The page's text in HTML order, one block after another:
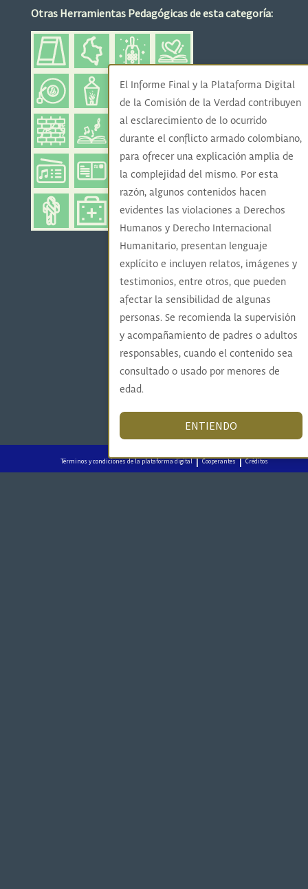
Otras Herramientas Pedagógicas de esta categoría:
Términos y condiciones de la plataforma digital|Cooperantes|Créditos
El Informe Final y la Plataforma Digital
de la Comisión de la Verdad contribuyen
al esclarecimiento de lo ocurrido
durante el conflicto armado colombiano,
para ofrecer una explicación amplia de
la complejidad del mismo. Por esta
razón, algunos contenidos hacen
evidentes las violaciones a Derechos
Humanos y Derecho Internacional
Humanitario, presentan lenguaje
explícito e incluyen relatos, imágenes y
testimonios, entre otros, que pueden
afectar la sensibilidad de algunas
personas. Se recomienda la supervisión
y acompañamiento de padres o adultos
responsables, cuando el contenido sea
consultado o usado por menores de
edad.
ENTIENDO